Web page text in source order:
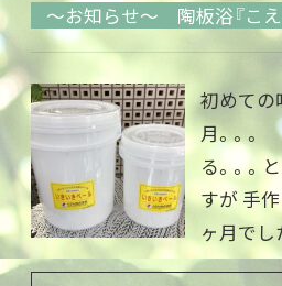
～お知らせ～ 陶板浴『こえ
初めての
月。。
る。。。
すが 手
ヶ月でし